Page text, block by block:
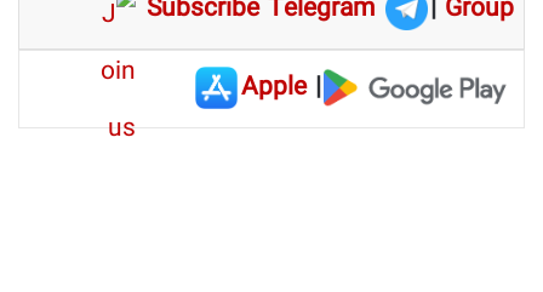
Subscribe Telegram
| Group
|
Apple